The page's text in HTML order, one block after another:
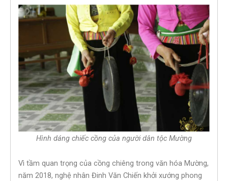
Hình dáng chiếc cồng của người dân tộc Mường
Vì tầm quan trọng của cồng chiêng trong văn hóa Mường,
năm 2018, nghệ nhân Đinh Văn Chiến khởi xướng phong